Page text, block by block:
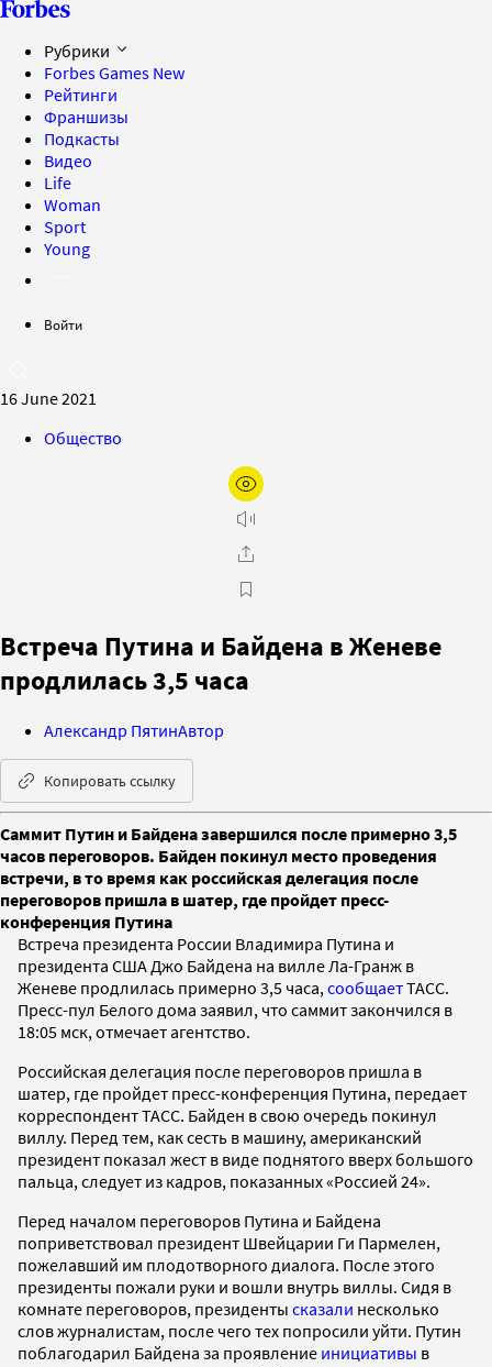
Рубрики
Forbes Games New
Рейтинги
Франшизы
Подкасты
Видео
Life
Woman
Sport
Young
Войти
16 June 2021
Общество
Встреча Путина и Байдена в Женеве
продлилась 3,5 часа
Александр ПятинАвтор
Копировать ссылку
Саммит Путин и Байдена завершился после примерно 3,5
часов переговоров. Байден покинул место проведения
встречи, в то время как российская делегация после
переговоров пришла в шатер, где пройдет пресс-
конференция Путина
Встреча президента России Владимира Путина и
президента США Джо Байдена на вилле Ла-Гранж в
Женеве продлилась примерно 3,5 часа, сообщаетТАСС.
Пресс-пул Белого дома заявил, что саммит закончился в
18:05 мск, отмечает агентство.
Российская делегация после переговоров пришла в
шатер, где пройдет пресс-конференция Путина, передает
корреспондент ТАСС. Байден в свою очередь покинул
виллу. Перед тем, как сесть в машину, американский
президент показал жест в виде поднятого вверх большого
пальца, следует из кадров, показанных «Россией 24».
Перед началом переговоров Путина и Байдена
поприветствовал президент Швейцарии Ги Пармелен,
пожелавший им плодотворного диалога. После этого
президенты пожали руки и вошли внутрь виллы. Сидя в
комнате переговоров, президенты сказали несколько
слов журналистам, после чего тех попросили уйти. Путин
поблагодарил Байдена за проявление инициативы в